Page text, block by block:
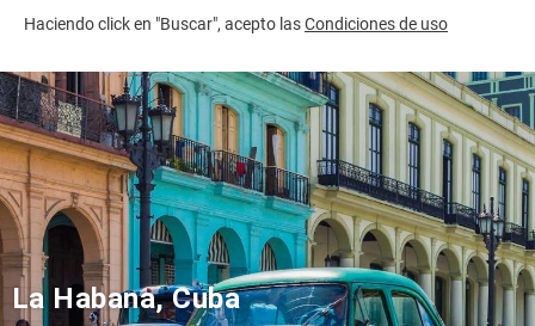
La Habana, Cuba
Haciendo click en "Buscar", acepto lasCondiciones de uso